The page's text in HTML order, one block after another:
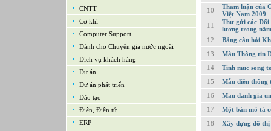
16-09-2022
Trưởng bộ phận Kho
CNTT
Cơ khí
Computer Support
Dành cho Chuyên gia nước ngoài
Dịch vụ khách hàng
Dự án
Dự án phát triển
Đào tạo
Điện, Điện tử
ERP
10
Tham luận của
Việt Nam 2009
11
Thư gửi các Đối
lương trong
12
Bảng câu hỏi
13
Mẫu Thông tin
14
Tinh muc song
15
Mẫu điền thông
16
Mau danh gia
17
Một bản mô tả
18
Xây dựng đồ thị